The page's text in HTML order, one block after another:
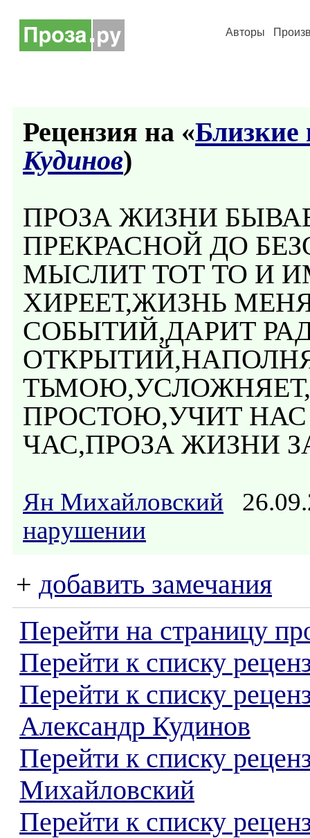
Авторы
Рецензия на «Близкие
Кудинов)
ПРОЗА ЖИЗНИ
ПРЕКРАСНОЙ ДО
МЫСЛИТ ТОТ ТО И
ХИРЕЕТ,ЖИЗНЬ
СОБЫТИЙ,ДАРИТ
ПРОСТОЮ,УЧИТ
ЧАС,ПРОЗА ЖИЗНИ
Ян Михайловский
нарушении
+ добавить замечания
Перейти на страницу
Перейти к списку
Перейти к списку
Александр Кудинов
Перейти к списку
Михайловский
Перейти к списку